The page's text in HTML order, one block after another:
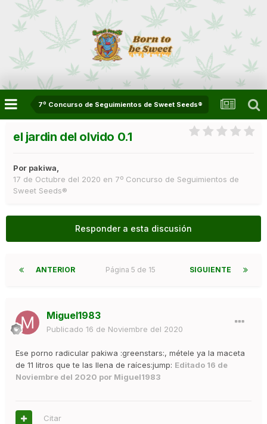
7º Concurso de Seguimientos de Sweet Seeds®
el jardin del olvido 0.1
Por pakiwa,
17 de Octubre del 2020 en 7º Concurso de Seguimientos de
Sweet Seeds®
Responder a esta discusión
ANTERIOR SIGUIENTE
Página 5 de 15
Miguel1983
Publicado 16 de Noviembre del 2020
Ese porno radicular pakiwa :greenstars:, métele ya la maceta
de 11 litros que te las llena de raíces:jump: Editado 16 de
Noviembre del 2020 por Miguel1983
Citar